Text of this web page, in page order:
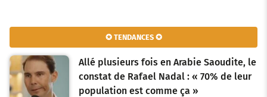
✪ TENDANCES ✪
Allé plusieurs fois en Arabie Saoudite, le
constat de Rafael Nadal : « 70% de leur
population est comme ça »